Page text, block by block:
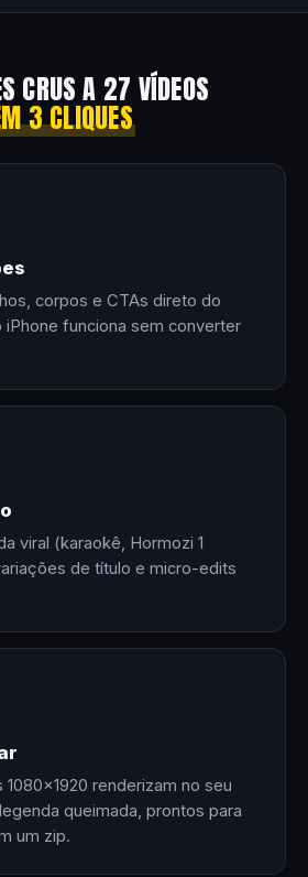
CRUS A 27 VÍDEOS
3 CLIQUES
corpos e CTAs direto do
funciona sem converter
viral (karaokê, Hormozi 1
de título e micro-edits
renderizam no seu
queimada, prontos para
um zip.